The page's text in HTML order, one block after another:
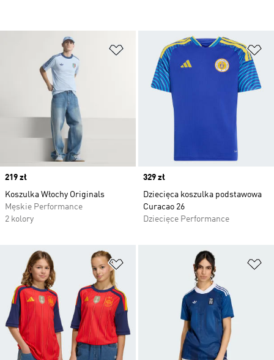
Dodaj do listy życzeń
Price
219 zł
Koszulka Włochy Originals
Męskie Performance
2 kolory
Price
329 zł
Dziecięca koszulka podstawowa
Curacao 26
Dziecięce Performance
Dodaj do listy życzeń